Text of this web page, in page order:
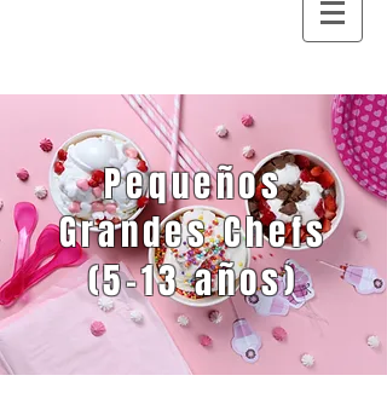
Pequeños
Grandes Chefs
(5-13 años)